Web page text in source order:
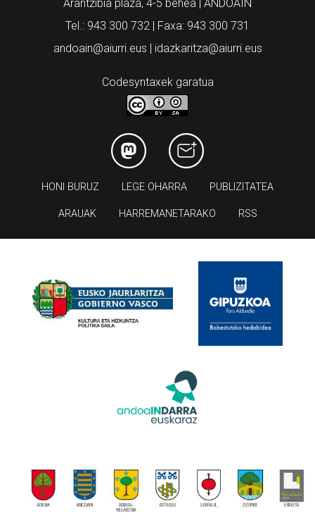
Arantzibia plaza, 4-5 behea | ANDOAIN
Tel.: 943 300 732 | Faxa: 943 300 731
andoain@aiurri.eus | idazkaritza@aiurri.eus
Codesyntaxek garatua
HONI BURUZ LEGE OHARRA PUBLIZITATEA
ARAUAK HARREMANETARAKO RSS